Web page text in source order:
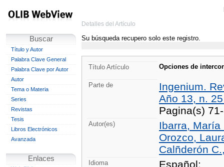
Buscar
Título y Autor
Palabra Clave General
Palabra Clave por Autor
Autor
Tema o Materia
Series
Revistas
Tesis
Libros Electrónicos
Avanzada
Enlaces
Detalles del Artículo
Su búsqueda recupero solo este registro.
Título Artículo Opciones de
Parte de
Ingenium.
Año 13, n.
Pagina(s)
Autor(es)
Ibarra, María
Orozco,
Calñderón
Idioma Español;